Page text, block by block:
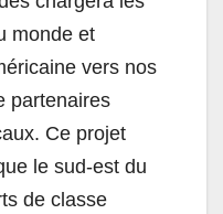
monde et
vers nos
partenaires
Ce projet
le sud-est du
de classe